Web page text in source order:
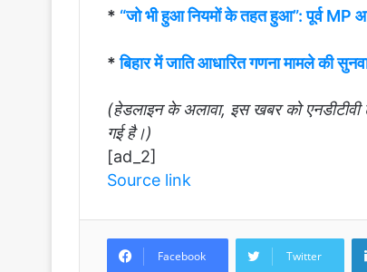
* “जो भी हुआ नियमों के तहत हुआ”: पूर्व MP
*बिहार में जाति आधारित गणना मामले की
(हेडलाइन के अलावा, इस खबर को एनडीटीवी
गई है।)
[ad_2]
Source link
Facebook Twitter